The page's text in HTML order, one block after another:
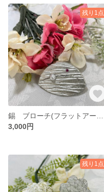
残り1点
3,000円
残り1点